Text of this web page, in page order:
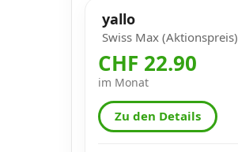
yallo
Swiss Max (Aktionspreis)
CHF 22.90
im Monat
Zu den Details